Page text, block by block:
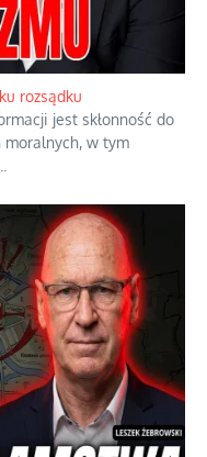
rozsądku
jest skłonność do
w tym